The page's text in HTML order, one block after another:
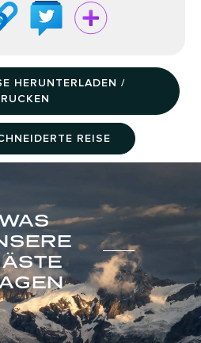
HERUNTERLADEN /
REISE